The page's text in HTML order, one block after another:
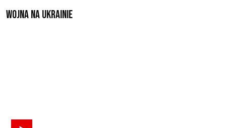
Wojna na Ukrainie